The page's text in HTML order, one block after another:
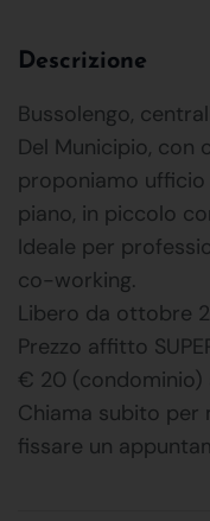
Descrizione
Bussolengo,
Del Municipio, con
proponiamo ufficio
piano, in piccolo
Ideale per
co-working.
Libero da ottobre
Prezzo affitto
€ 20 (condominio)
Chiama subito per
fissare un